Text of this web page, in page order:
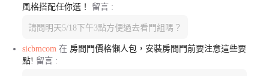
風格搭配任你選！
留言 :
請問明天5/18下午3點方便過去看門組嗎？
sicbmcom 在 房間門價格懶人包，安裝房間門前要注意這些要
點! 留言 :